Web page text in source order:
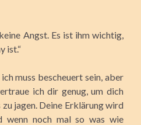
Angst. Es ist ihm wichtig,
ist.“
ich muss bescheuert sein, aber
ich dir genug, um dich
jagen. Deine Erklärung wird
wenn noch mal so was wie